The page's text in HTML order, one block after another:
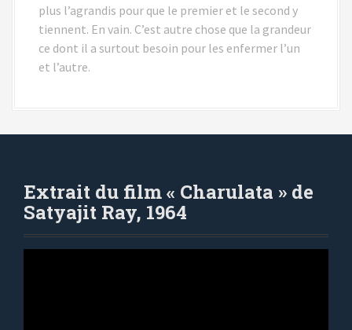
plus l’agrandis pour que le premier et le second y
tiennent. En vain. C’est autre chose que la grandeur
ce dont il a surtout besoin pour les enfermer l’un
et l’autre.
Extrait du film « Charulata » de
Satyajit Ray, 1964